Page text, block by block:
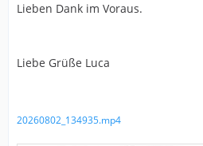
Lieben Dank im Voraus.
Liebe Grüße Luca
20260802_134935.mp4